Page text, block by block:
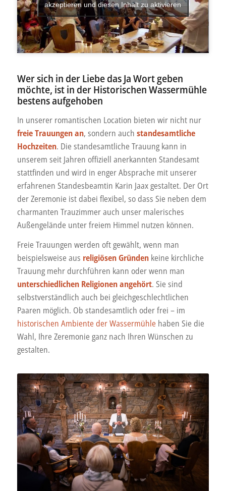
akzeptieren und diesen Inhalt zu aktivieren
Wer sich in der Liebe das Ja Wort geben
möchte, ist in der Historischen Wassermühle
bestens aufgehoben
In unserer romantischen Location bieten wir nicht nur
freie Trauungen an, sondern auch standesamtliche
Hochzeiten. Die standesamtliche Trauung kann in
unserem seit Jahren offiziell anerkannten Standesamt
stattfinden und wird in enger Absprache mit unserer
erfahrenen Standesbeamtin Karin Jaax gestaltet. Der Ort
der Zeremonie ist dabei flexibel, so dass Sie neben dem
charmanten Trauzimmer auch unser malerisches
Außengelände unter freiem Himmel nutzen können.
Freie Trauungen werden oft gewählt, wenn man
beispielsweise aus religiösen Gründenkeine kirchliche
Trauung mehr durchführen kann oder wenn man
unterschiedlichen Religionen angehört. Sie sind
selbstverständlich auch bei gleichgeschlechtlichen
Paaren möglich. Ob standesamtlich oder frei – im
historischen Ambiente der Wassermühle haben Sie die
Wahl, Ihre Zeremonie ganz nach Ihren Wünschen zu
gestalten.